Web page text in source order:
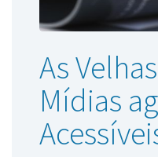
As
Mídias